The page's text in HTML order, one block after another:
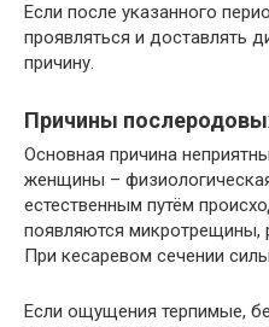
Если после указанного
проявляться и доставлять
причину.
Причины
Основная причина
женщины –
естественным путём
появляются микротрещины,
При кесаревом сечении
Если ощущения терпимые,